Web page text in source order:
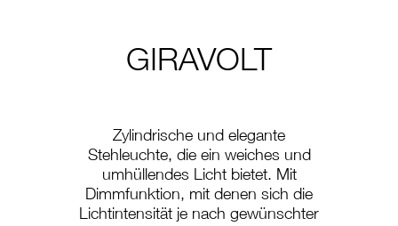
GIRAVOLT
Zylindrische und elegante
Stehleuchte, die ein weiches und
umhüllendes Licht bietet. Mit
Dimmfunktion, mit denen sich die
Lichtintensität je nach gewünschter